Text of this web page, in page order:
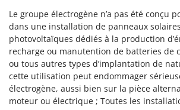
Le groupe électrogène n’a pas été conçu
dans une installation de panneaux
photovoltaïques dédiés à la production
recharge ou manutention de batteries de
ou tous autres types d’implantation de
cette utilisation peut endommager
électrogène, aussi bien sur la pièce
moteur ou électrique ; Toutes les